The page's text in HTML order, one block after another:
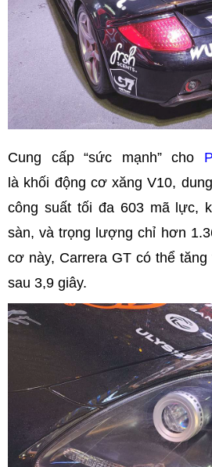
Cung cấp “sức mạnh” cho
là khối động cơ xăng V10,
công suất tối đa 603 mã lực,
sàn, và trọng lượng chỉ hơn
cơ này, Carrera GT có thể
sau 3,9 giây.